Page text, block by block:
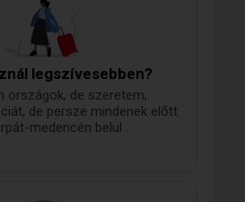
Akire jó várni és akiről
vár rám és számíthatunk
egymásra.
legszívesebben?
országok, de szeretem,
de persze mindenek előtt
medencén belül .